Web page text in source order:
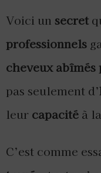
Voici un secret
professionnels
cheveux abîmés
pas seulement d’
leur capacité à la
C’est comme